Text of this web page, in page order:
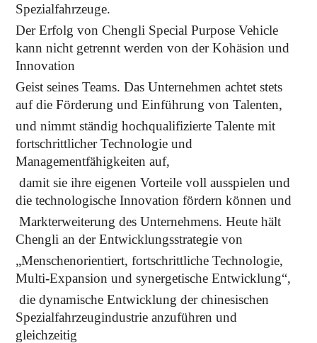
Spezialfahrzeuge.
Der Erfolg von Chengli Special Purpose Vehicle
kann nicht getrennt werden von der Kohäsion und
Innovation
Geist seines Teams. Das Unternehmen achtet stets
auf die Förderung und Einführung von Talenten,
und nimmt ständig hochqualifizierte Talente mit
fortschrittlicher Technologie und
Managementfähigkeiten auf,
damit sie ihre eigenen Vorteile voll ausspielen und
die technologische Innovation fördern können und
Markterweiterung des Unternehmens. Heute hält
Chengli an der Entwicklungsstrategie von
„Menschenorientiert, fortschrittliche Technologie,
Multi-Expansion und synergetische Entwicklung“,
die dynamische Entwicklung der chinesischen
Spezialfahrzeugindustrie anzuführen und
gleichzeitig